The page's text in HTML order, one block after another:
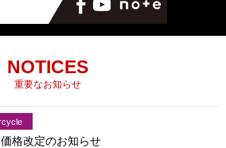
NOTICES
重要なお知らせ
格改定のお知らせ